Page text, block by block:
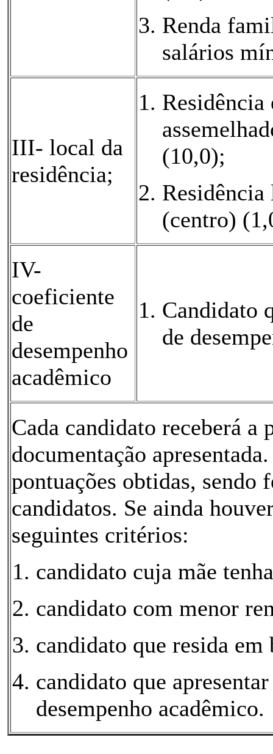
Renda
salários
III- local da
residência;
(10,0);
(centro)
IV-
coeficiente
de
desempenho
acadêmico
Candidato
de
Cada candidato receberá a
documentação
pontuações obtidas, sendo
candidatos. Se ainda
seguintes critérios:
candidato cuja mãe
candidato com menor
candidato que resida
candidato que
desempenho acadêmico.